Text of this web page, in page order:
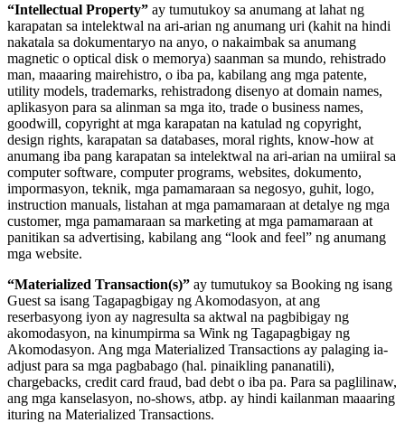
“Intellectual Property” ay tumutukoy sa anumang at lahat ng
karapatan sa intelektwal na ari-arian ng anumang uri (kahit na hindi
nakatala sa dokumentaryo na anyo, o nakaimbak sa anumang
magnetic o optical disk o memorya) saanman sa mundo, rehistrado
man, maaaring mairehistro, o iba pa, kabilang ang mga patente,
utility models, trademarks, rehistradong disenyo at domain names,
aplikasyon para sa alinman sa mga ito, trade o business names,
goodwill, copyright at mga karapatan na katulad ng copyright,
design rights, karapatan sa databases, moral rights, know-how at
anumang iba pang karapatan sa intelektwal na ari-arian na umiiral sa
computer software, computer programs, websites, dokumento,
impormasyon, teknik, mga pamamaraan sa negosyo, guhit, logo,
instruction manuals, listahan at mga pamamaraan at detalye ng mga
customer, mga pamamaraan sa marketing at mga pamamaraan at
panitikan sa advertising, kabilang ang “look and feel” ng anumang
mga website.
“Materialized Transaction(s)” ay tumutukoy sa Booking ng isang
Guest sa isang Tagapagbigay ng Akomodasyon, at ang
reserbasyong iyon ay nagresulta sa aktwal na pagbibigay ng
akomodasyon, na kinumpirma sa Wink ng Tagapagbigay ng
Akomodasyon. Ang mga Materialized Transactions ay palaging ia-
adjust para sa mga pagbabago (hal. pinaikling pananatili),
chargebacks, credit card fraud, bad debt o iba pa. Para sa paglilinaw,
ang mga kanselasyon, no-shows, atbp. ay hindi kailanman maaaring
ituring na Materialized Transactions.